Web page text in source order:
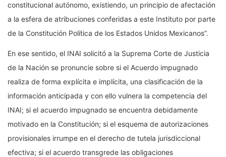
constitucional autónomo, existiendo, un principio de afectación
a la esfera de atribuciones conferidas a este Instituto por parte
de la Constitución Política de los Estados Unidos Mexicanos”.
En ese sentido, el INAI solicitó a la Suprema Corte de Justicia
de la Nación se pronuncie sobre si el Acuerdo impugnado
realiza de forma explícita e implícita, una clasificación de la
información anticipada y con ello vulnera la competencia del
INAI; si el acuerdo impugnado se encuentra debidamente
motivado en la Constitución; si el esquema de autorizaciones
provisionales irrumpe en el derecho de tutela jurisdiccional
efectiva; si el acuerdo transgrede las obligaciones